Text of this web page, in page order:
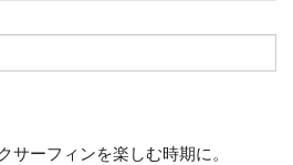
サーフィンを楽しむ時期に。